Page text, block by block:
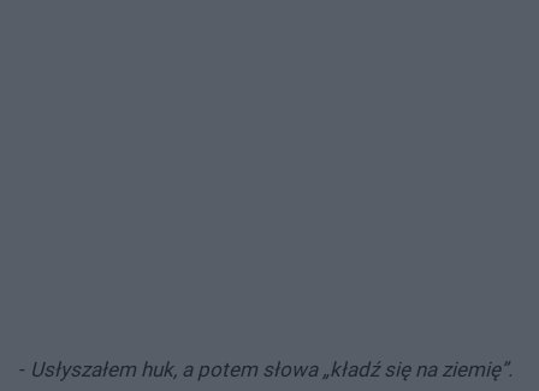
- Usłyszałem huk, a potem słowa „kładź się na ziemię”.